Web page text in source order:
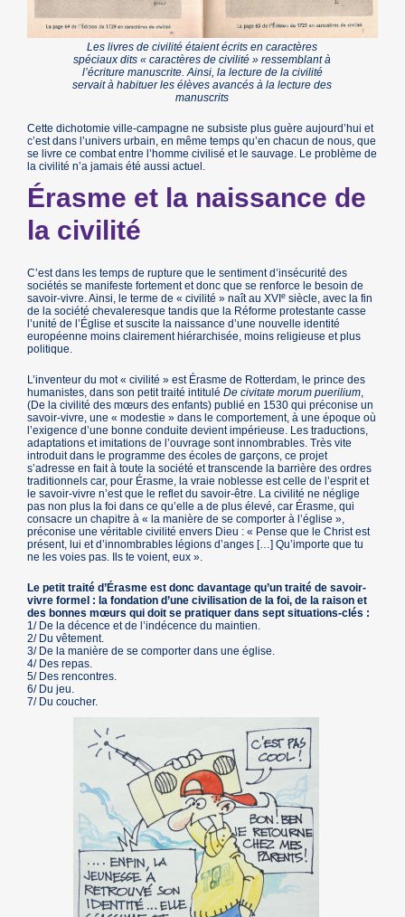
Les livres de civilité étaient écrits en caractères
spéciaux dits « caractères de civilité » ressemblant à
l’écriture manuscrite. Ainsi, la lecture de la civilité
servait à habituer les élèves avancés à la lecture des
manuscrits
Cette dichotomie ville-campagne ne subsiste plus guère aujourd’hui et
c’est dans l’univers urbain, en même temps qu’en chacun de nous, que
se livre ce combat entre l’homme civilisé et le sauvage. Le problème de
la civilité n’a jamais été aussi actuel.
Érasme et la naissance de
la civilité
C’est dans les temps de rupture que le sentiment d’insécurité des
sociétés se manifeste fortement et donc que se renforce le besoin de
savoir-vivre. Ainsi, le terme de « civilité » naît au XVIe siècle, avec la fin
de la société chevaleresque tandis que la Réforme protestante casse
l’unité de l’Église et suscite la naissance d’une nouvelle identité
européenne moins clairement hiérarchisée, moins religieuse et plus
politique.
L’inventeur du mot « civilité » est Érasme de Rotterdam, le prince des
humanistes, dans son petit traité intituléDe civitate morum puerilium,
(De la civilité des mœurs des enfants) publié en 1530 qui préconise un
savoir-vivre, une « modestie » dans le comportement, à une époque où
l’exigence d’une bonne conduite devient impérieuse. Les traductions,
adaptations et imitations de l’ouvrage sont innombrables. Très vite
introduit dans le programme des écoles de garçons, ce projet
s’adresse en fait à toute la société et transcende la barrière des ordres
traditionnels car, pour Érasme, la vraie noblesse est celle de l’esprit et
le savoir-vivre n’est que le reflet du savoir-être. La civilité ne néglige
pas non plus la foi dans ce qu’elle a de plus élevé, car Érasme, qui
consacre un chapitre à « la manière de se comporter à l’église »,
préconise une véritable civilité envers Dieu : « Pense que le Christ est
présent, lui et d’innombrables légions d’anges […] Qu’importe que tu
ne les voies pas. Ils te voient, eux ».
Le petit traité d’Érasme est donc davantage qu’un traité de savoir-
vivre formel : la fondation d’une civilisation de la foi, de la raison et
des bonnes mœurs qui doit se pratiquer dans sept situations-clés :
1/ De la décence et de l’indécence du maintien.
2/ Du vêtement.
3/ De la manière de se comporter dans une église.
4/ Des repas.
5/ Des rencontres.
6/ Du jeu.
7/ Du coucher.